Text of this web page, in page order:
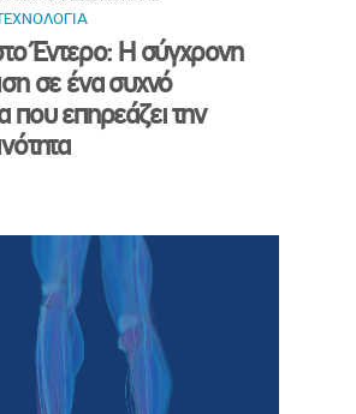
Έντερο: Η σύγχρονη
σε ένα συχνό
που επηρεάζει την